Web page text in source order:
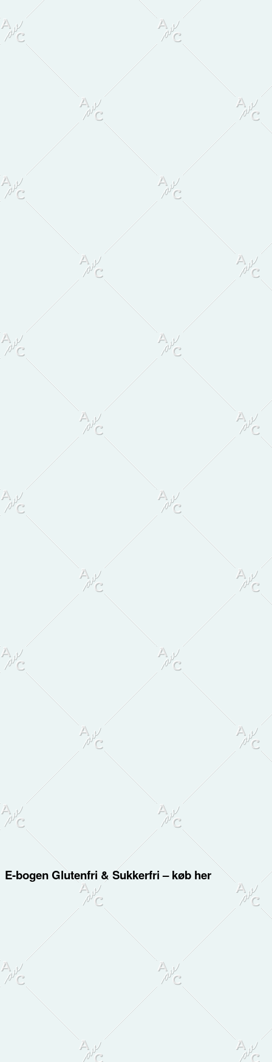
E-bogen Glutenfri & Sukkerfri – køb her